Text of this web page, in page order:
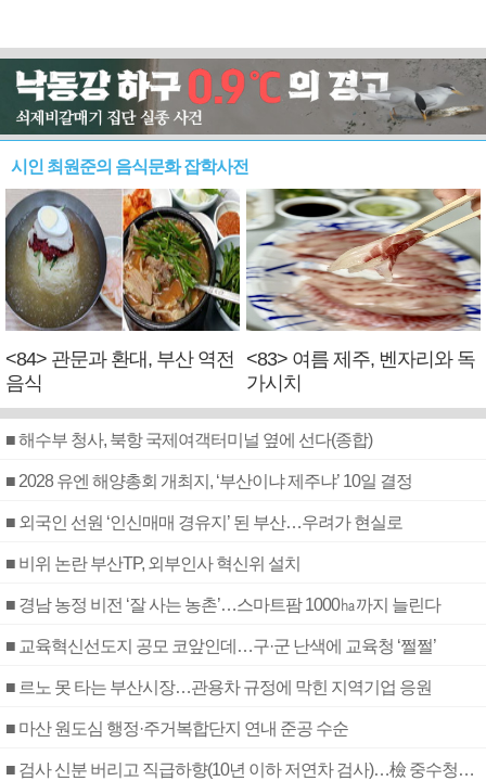
시인 최원준의 음식문화 잡학사전
<84> 관문과 환대, 부산 역전
음식
<83> 여름 제주, 벤자리와 독
가시치
■ 해수부 청사, 북항 국제여객터미널 옆에 선다(종합)
■ 2028 유엔 해양총회 개최지, ‘부산이냐 제주냐’ 10일 결정
■ 외국인 선원 ‘인신매매 경유지’ 된 부산…우려가 현실로
■ 비위 논란 부산TP, 외부인사 혁신위 설치
■ 경남 농정 비전 ‘잘 사는 농촌’…스마트팜 1000㏊까지 늘린다
■ 교육혁신선도지 공모 코앞인데…구·군 난색에 교육청 ‘쩔쩔’
■ 르노 못 타는 부산시장…관용차 규정에 막힌 지역기업 응원
■ 마산 원도심 행정·주거복합단지 연내 준공 수순
■ 검사 신분 버리고 직급하향(10년 이하 저연차 검사)…檢 중수청행 기피